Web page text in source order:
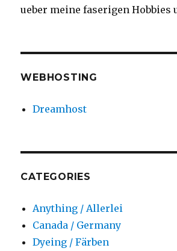
ueber meine faserigen Hobbies
WEBHOSTING
Dreamhost
CATEGORIES
Anything / Allerlei
Canada / Germany
Dyeing / Färben